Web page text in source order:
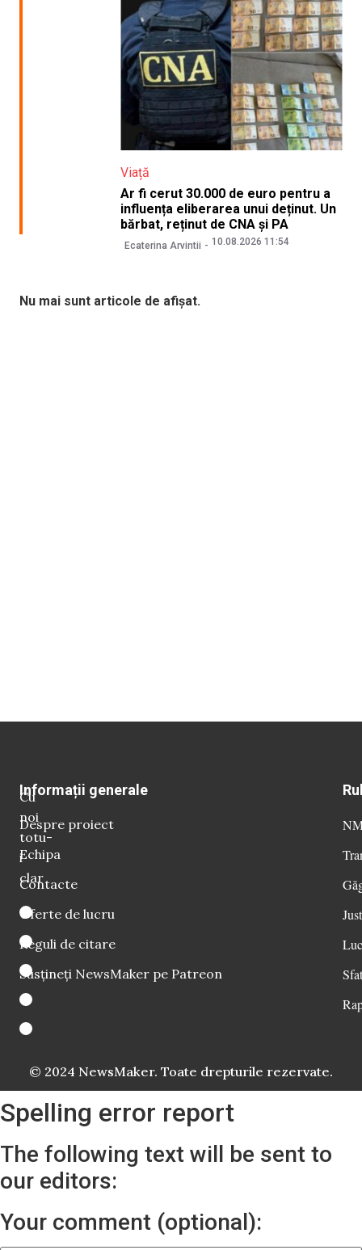
Viață
Ar fi cerut 30.000 de euro pentru a
influența eliberarea unui deținut. Un
bărbat, reținut de CNA și PA
Ecaterina Arvintii 10.08.2026 11:54
Nu mai sunt articole de afișat.
Cu
noi
totu-
i
clar
Informații generale
Despre proiect
Echipa
Contacte
Oferte de lucru
Reguli de citare
Susțineți NewsMaker pe Patreon
© 2024 NewsMaker. Toate drepturile rezervate.
Spelling error report
The following text will be sent to
our editors:
Your comment (optional):